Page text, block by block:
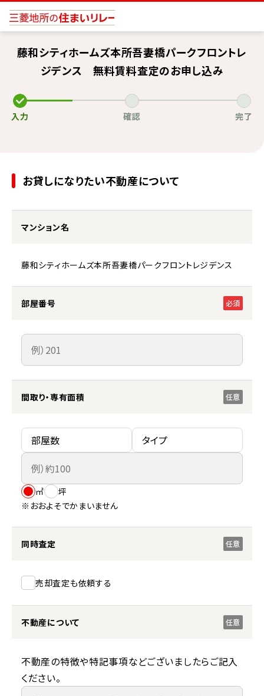
藤和シティホームズ本所吾妻橋パークフロントレ
ジデンス 無料賃料査定のお申し込み
入力 確認 完了
お貸しになりたい不動産について
マンション名
藤和シティホームズ本所吾妻橋パークフロントレジデンス
部屋番号 必須
間取り・専有面積 任意
㎡
坪
※おおよそでかまいません
同時査定 任意
売却査定も依頼する
不動産について 任意
不動産の特徴や特記事項などございましたらご記入
ください。